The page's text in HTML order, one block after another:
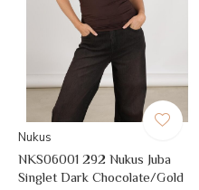
Nukus
NKS06001 292 Nukus Juba
Singlet Dark Chocolate/Gold